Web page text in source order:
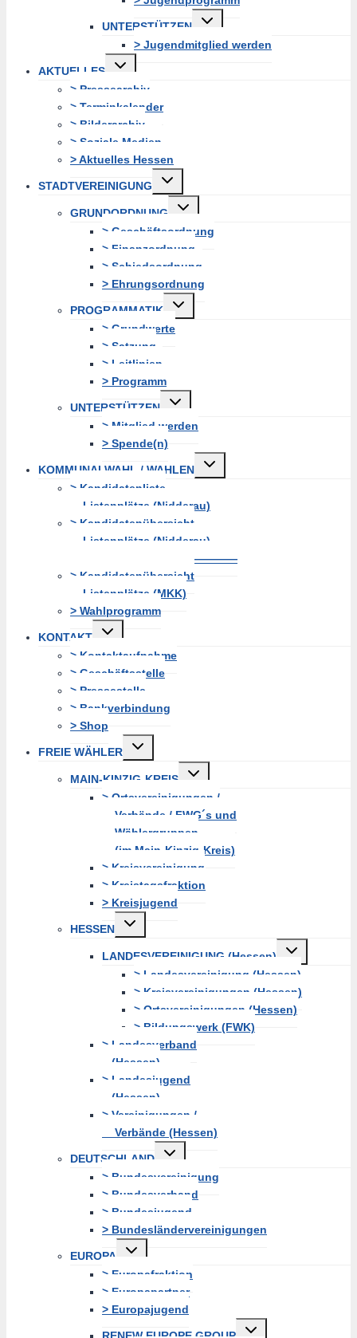
UNTERSTÜTZEN
Untermenü
erweitern
> Jugendmitglied werden
AKTUELLES
Untermenü
erweitern
> Pressearchiv
> Terminkalender
> Bilderarchiv
> Soziale Medien
> Aktuelles Hessen
STADTVEREINIGUNG
Untermenü
erweitern
GRUNDORDNUNG
Untermenü
erweitern
> Geschäftsordnung
> Finanzordnung
> Schiedsordnung
> Ehrungsordnung
PROGRAMMATIK
Untermenü
erweitern
> Grundwerte
> Satzung
> Leitlinien
> Programm
UNTERSTÜTZEN
Untermenü
erweitern
> Mitglied werden
> Spende(n)
KOMMUNALWAHL / WAHLEN
Untermenü
erweitern
> Kandidatenliste
Listenplätze (Nidderau)
> Kandidatenübersicht
Listenplätze (Nidderau)
———————————————
> Kandidatenübersicht
Listenplätze (MKK)
> Wahlprogramm
KONTAKT
Untermenü
erweitern
> Kontaktaufnahme
> Geschäftsstelle
> Pressestelle
> Bankverbindung
> Shop
FREIE WÄHLER
Untermenü
erweitern
MAIN-KINZIG-KREIS
Untermenü
erweitern
> Ortsvereinigungen /
Verbände / FWG´s und
Wählergruppen
(im Main-Kinzig-Kreis)
> Kreisvereinigung
> Kreistagsfraktion
> Kreisjugend
HESSEN
Untermenü
erweitern
LANDESVEREINIGUNG (Hessen)
Untermenü
erweitern
> Landesvereinigung (Hessen)
> Kreisvereinigungen (Hessen)
> Ortsvereinigungen (Hessen)
> Bildungswerk (FWK)
> Landesverband
(Hessen)
> Landesjugend
(Hessen)
> Vereinigungen /
Verbände (Hessen)
DEUTSCHLAND
Untermenü
erweitern
> Bundesvereinigung
> Bundesverband
> Bundesjugend
> Bundesländervereinigungen
EUROPA
Untermenü
erweitern
> Europafraktion
> Europapartner
> Europajugend
RENEW EUROPE GROUP
Untermenü